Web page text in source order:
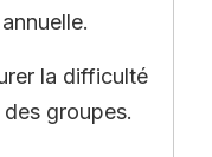
la difficulté
des groupes.